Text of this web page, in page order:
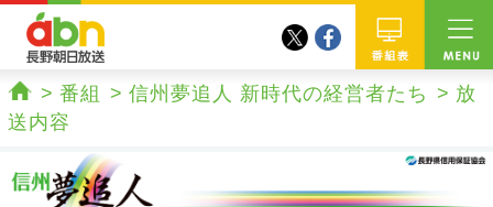
番組
twitterfacebook
ホーム
番組 信州夢追人 新時代の経営者たち
放
送内容